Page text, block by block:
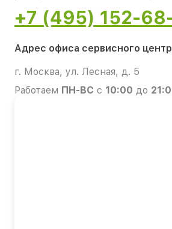
+7 (495) 152-
Адрес офиса сервисного
г. Москва, ул. Лесная, д. 5
Работаем ПН-ВС с 10:00 до